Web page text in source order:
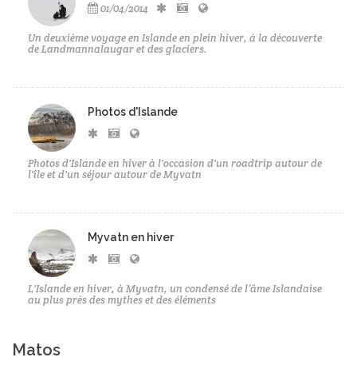
01/04/2014
Un deuxième voyage en Islande en plein hiver, à la découverte
de Landmannalaugar et des glaciers.
Photos d'Islande
Photos d'Islande en hiver à l'occasion d'un roadtrip autour de
l'île et d'un séjour autour de Myvatn
Myvatn en hiver
L'Islande en hiver, à Myvatn, un condensé de l’âme Islandaise
au plus près des mythes et des éléments
Matos